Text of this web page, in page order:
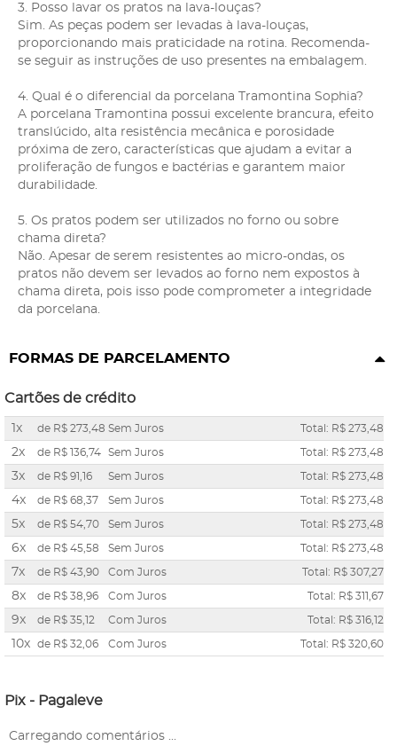
3. Posso lavar os pratos na lava-louças?
Sim. As peças podem ser levadas à lava-louças,
proporcionando mais praticidade na rotina. Recomenda-
se seguir as instruções de uso presentes na embalagem.
4. Qual é o diferencial da porcelana Tramontina Sophia?
A porcelana Tramontina possui excelente brancura, efeito
translúcido, alta resistência mecânica e porosidade
próxima de zero, características que ajudam a evitar a
proliferação de fungos e bactérias e garantem maior
durabilidade.
5. Os pratos podem ser utilizados no forno ou sobre
chama direta?
Não. Apesar de serem resistentes ao micro-ondas, os
pratos não devem ser levados ao forno nem expostos à
chama direta, pois isso pode comprometer a integridade
da porcelana.
FORMAS DE PARCELAMENTO
Cartões de crédito
1x de R$ 273,48 Sem Juros Total: R$ 273,48
2x de R$ 136,74 Sem Juros Total: R$ 273,48
3x de R$ 91,16 Sem Juros Total: R$ 273,48
4x de R$ 68,37 Sem Juros Total: R$ 273,48
5x de R$ 54,70 Sem Juros Total: R$ 273,48
6x de R$ 45,58 Sem Juros Total: R$ 273,48
7x de R$ 43,90 Com Juros Total: R$ 307,27
8x de R$ 38,96 Com Juros Total: R$ 311,67
9x de R$ 35,12 Com Juros Total: R$ 316,12
10x de R$ 32,06 Com Juros Total: R$ 320,60
Pix - Pagaleve
Carregando comentários ...